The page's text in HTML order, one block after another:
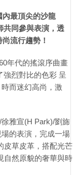
內最頂尖的沙龍
同參與表演，透
流行趨勢！
年代的搖滾序曲畫
強烈對比的色彩 呈
而迷幻高尚，激
徐雅宣(H Park)/劉旆
的表演，完成一場
皮草皮革，搭配光芒
自然原貌的奢華與時